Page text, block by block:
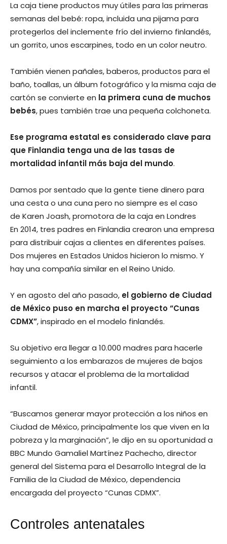
La caja tiene productos muy útiles para las primeras
semanas del bebé: ropa, incluida una pijama para
protegerlos del inclemente frío del invierno finlandés,
un gorrito, unos escarpines, todo en un color neutro.
También vienen pañales, baberos, productos para el
baño, toallas, un álbum fotográfico y la misma caja de
cartón se convierte en la primera cuna de muchos
bebés, pues también trae una pequeña colchoneta.
Ese programa estatal es considerado clave para
que Finlandia tenga una de las tasas de
mortalidad infantil más baja del mundo.
Damos por sentado que la gente tiene dinero para
una cesta o una cuna pero no siempre es el caso
de Karen Joash, promotora de la caja en Londres
En 2014, tres padres en Finlandia crearon una empresa
para distribuir cajas a clientes en diferentes países.
Dos mujeres en Estados Unidos hicieron lo mismo. Y
hay una compañía similar en el Reino Unido.
Y en agosto del año pasado, el gobierno de Ciudad
de México puso en marcha el proyecto “Cunas
CDMX”, inspirado en el modelo finlandés.
Su objetivo era llegar a 10.000 madres para hacerle
seguimiento a los embarazos de mujeres de bajos
recursos y atacar el problema de la mortalidad
infantil.
“Buscamos generar mayor protección a los niños en
Ciudad de México, principalmente los que viven en la
pobreza y la marginación”, le dijo en su oportunidad a
BBC Mundo Gamaliel Martínez Pachecho, director
general del Sistema para el Desarrollo Integral de la
Familia de la Ciudad de México, dependencia
encargada del proyecto “Cunas CDMX”.
Controles antenatales